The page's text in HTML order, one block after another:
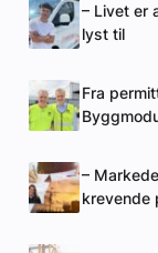
– Livet er
lyst til
Fra
–
krevende